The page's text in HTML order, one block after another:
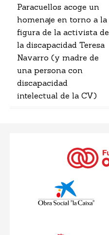
Navegación
de
entradas
Paracuellos acoge un
homenaje en torno a la
figura de la activista de
la discapacidad Teresa
Navarro (y madre de
una persona con
discapacidad
intelectual de la CV)